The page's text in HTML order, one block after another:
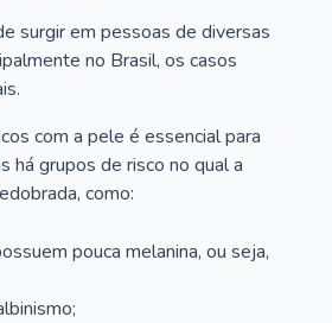
surgir em pessoas de diversas
no Brasil, os casos
com a pele é essencial para
há grupos de risco no qual a
como:
pouca melanina, ou seja,